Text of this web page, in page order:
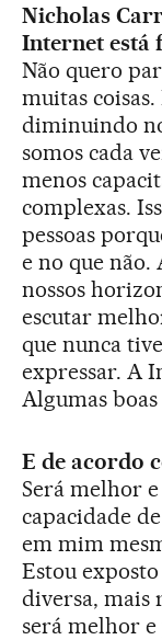
Nicholas
Internet está
Não quero
muitas
diminuindo
somos cada
menos
complexas.
pessoas
e no que
nossos
escutar
que nunca
expressar. A
Algumas
E de acordo
Será melhor
capacidade
em mim
Estou
diversa, mais
será melhor